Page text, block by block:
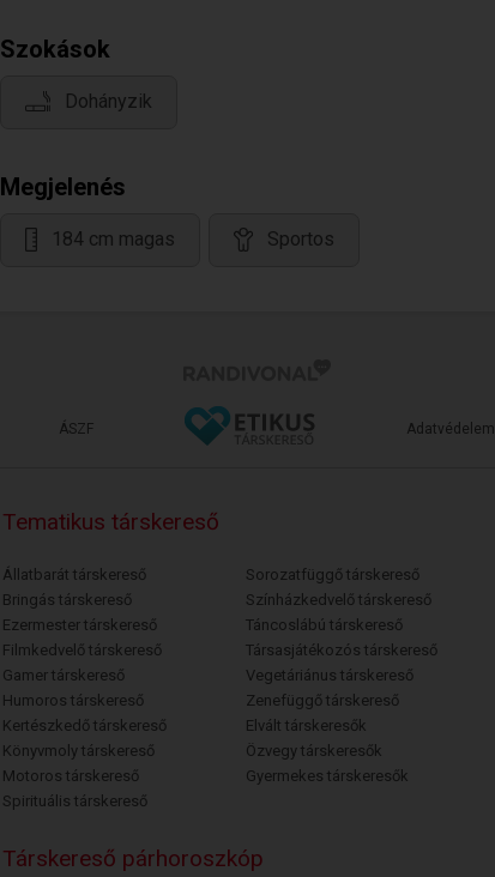
Szokások
Dohányzik
Megjelenés
184 cm magas Sportos
ÁSZF Adatvédelem
Tematikus társkereső
Állatbarát társkereső
Bringás társkereső
Ezermester társkereső
Filmkedvelő társkereső
Gamer társkereső
Humoros társkereső
Kertészkedő társkereső
Könyvmoly társkereső
Motoros társkereső
Spirituális társkereső
Sorozatfüggő társkereső
Színházkedvelő társkereső
Táncoslábú társkereső
Társasjátékozós társkereső
Vegetáriánus társkereső
Zenefüggő társkereső
Elvált társkeresők
Özvegy társkeresők
Gyermekes társkeresők
Társkereső párhoroszkóp